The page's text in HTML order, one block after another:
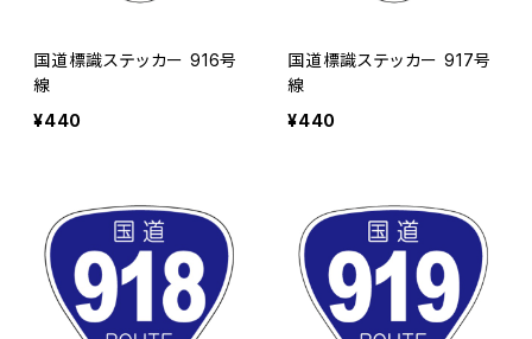
国道標識ステッカー 916号
線
¥440
国道標識ステッカー 917号
線
¥440